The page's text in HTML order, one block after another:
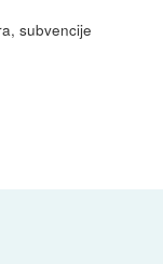
subvencije